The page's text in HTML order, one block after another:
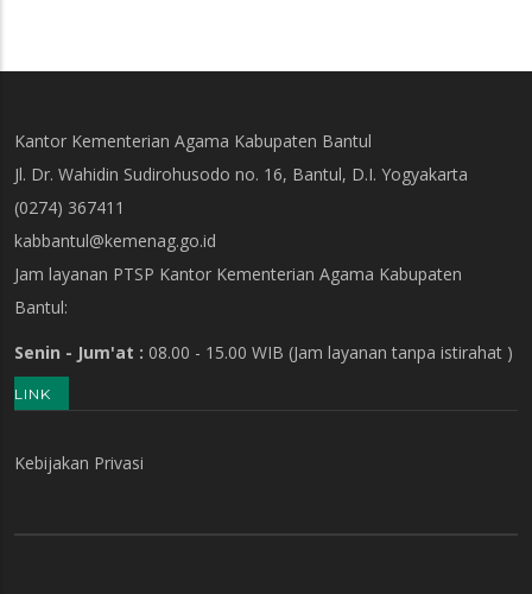
Kantor Kementerian Agama Kabupaten Bantul
Jl. Dr. Wahidin Sudirohusodo no. 16, Bantul, D.I. Yogyakarta
(0274) 367411
kabbantul@kemenag.go.id
Jam layanan PTSP Kantor Kementerian Agama Kabupaten
Bantul:
Senin - Jum'at : 08.00 - 15.00 WIB (Jam layanan tanpa istirahat )
LINK
Kebijakan Privasi